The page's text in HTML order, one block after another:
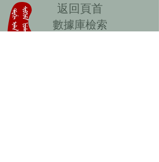
​返回頁首
數據庫檢索